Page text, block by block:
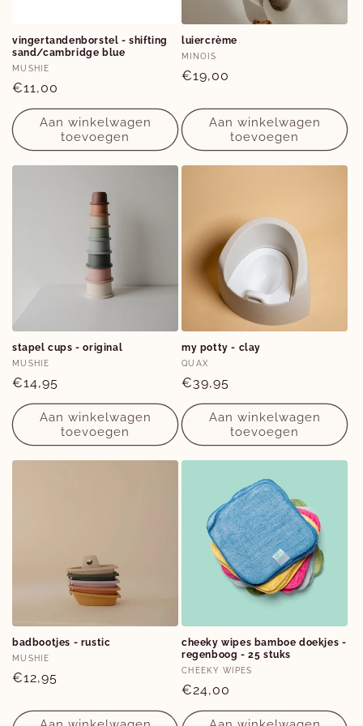
vingertandenborstel - shifting
sand/cambridge blue
Verkoper:
MUSHIE
Normale
prijs
€11,00
Aan winkelwagen
toevoegen
luiercrème
Verkoper:
MINOIS
Normale
€19,00
Aan winkelwagen
toevoegen
stapel cups - original
Verkoper:
MUSHIE
Normale
prijs
€14,95
Aan winkelwagen
toevoegen
my potty - clay
Verkoper:
QUAX
Normale
prijs
€39,95
Aan winkelwagen
toevoegen
badbootjes - rustic
Verkoper:
MUSHIE
Normale
€12,95
cheeky wipes bamboe doekjes -
regenboog - 25 stuks
Verkoper:
CHEEKY WIPES
Normale
prijs
€24,00